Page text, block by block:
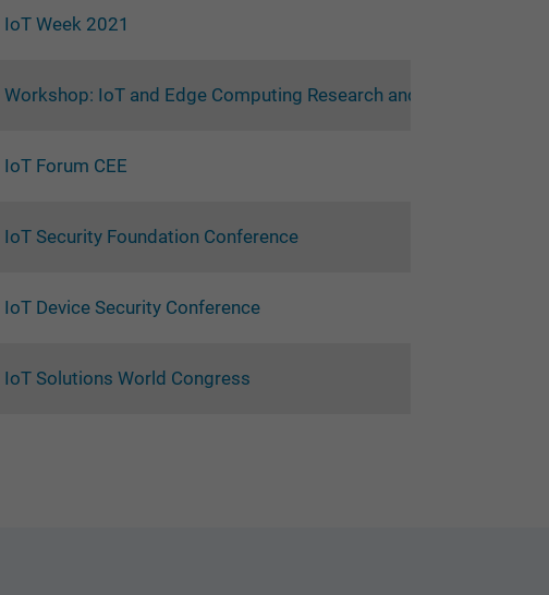
IoT Week 2021
Workshop: IoT and Edge Computing Research and
IoT Forum CEE
IoT Security Foundation Conference
IoT Device Security Conference
IoT Solutions World Congress